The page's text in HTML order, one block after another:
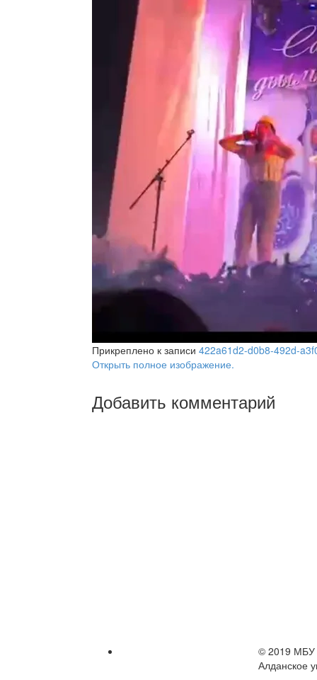
Прикреплено к записи 422a61d2-d0b8-492d-
Открыть полное изображение.
Добавить комментарий
© 2019 МБУ
Алданское